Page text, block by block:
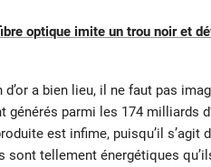
optique imite un trou noir et
a bien lieu, il ne faut pas
générés parmi les 174 milliards
est infime, puisqu’il
sont tellement énergétiques